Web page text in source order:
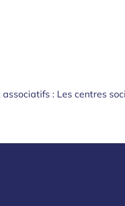
: Les centres